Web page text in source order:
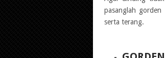
pasanglah
serta terang.